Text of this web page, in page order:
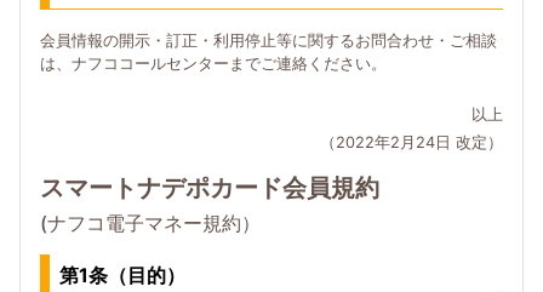
会員情報の開示・訂正・利用停止等に関するお問合わせ・ご相談
は、ナフココールセンターまでご連絡ください。
以上
（2022年2月24日 改定）
スマートナデポカード会員規約
(ナフコ電子マネー規約）
第1条（目的）